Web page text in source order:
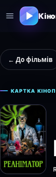
← До фільмів
КАРТКА